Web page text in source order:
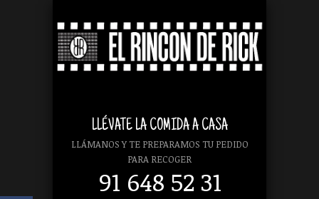
LLÉVATE LA COMIDA A CASA
LLÁMANOS Y TE PREPARAMOS TU PEDIDO
PARA RECOGER
91 648 52 31